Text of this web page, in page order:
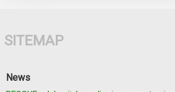
SITEMAP
News